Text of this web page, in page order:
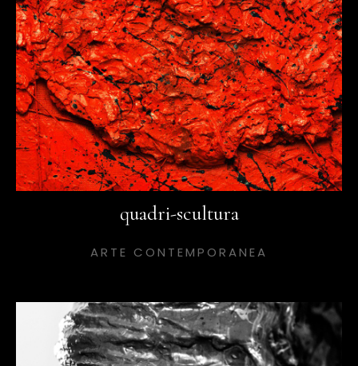
quadri-scultura
ARTE CONTEMPORANEA